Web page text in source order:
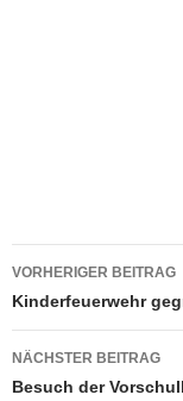
VORHERIGER BEITRAG
Kinderfeuerwehr
NÄCHSTER BEITRAG
Besuch der